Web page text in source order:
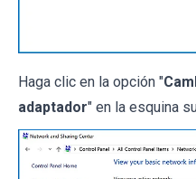
Haga clic en la opción "
adaptador" en la esquina